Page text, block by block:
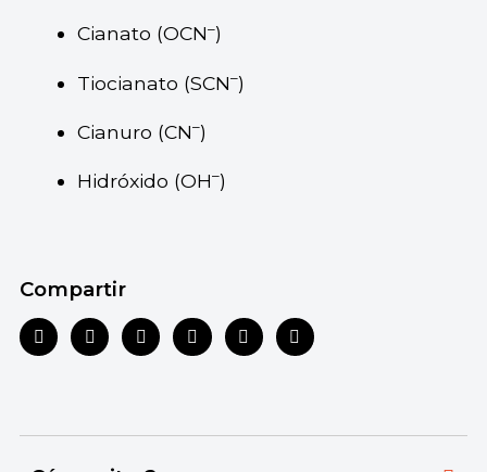
Cianato (OCN–)
Tiocianato (SCN–)
Cianuro (CN–)
Hidróxido (OH–)
Compartir